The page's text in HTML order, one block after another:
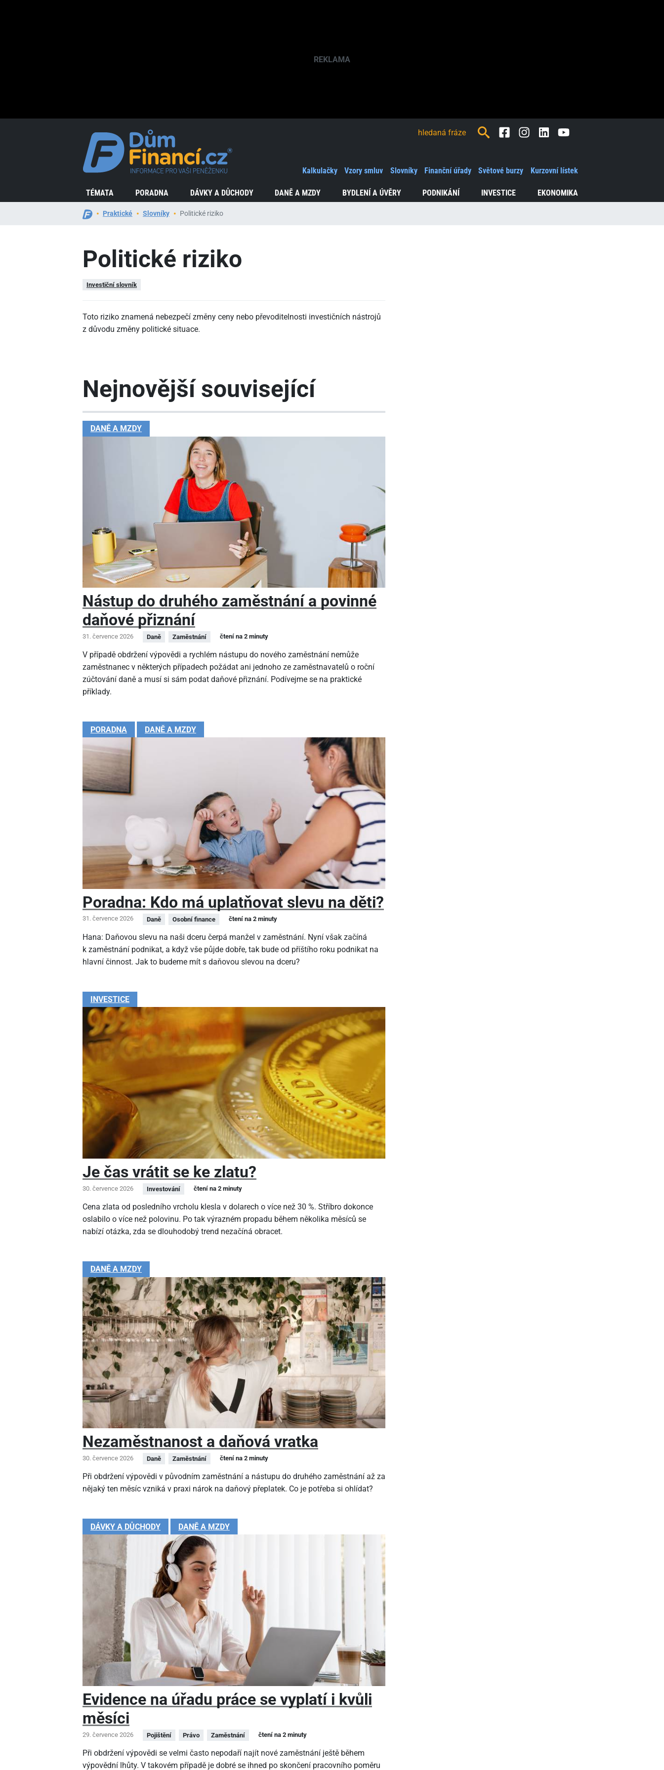
TÉMATA PORADNA DÁVKY A DŮCHODY DANĚ A MZDY BYDLENÍ A ÚVĚRY PODNIKÁNÍ INVESTICE EKONOMIKA
Kalkulačky Vzory smluv Slovníky Finanční úřady Světové burzy Kurzovní lístek
FacebookInstagramLinkedInYoutube
Praktické Slovníky Politické riziko
Politické riziko
Investiční slovník
Toto riziko znamená nebezpečí změny ceny nebo převoditelnosti investičních nástrojů
z důvodu změny politické situace.
Nejnovější související
DANĚ A MZDY
Nástup do druhého zaměstnání a povinné
daňové přiznání
31. července 2026 Daně Zaměstnání čtení na 2 minuty
V případě obdržení výpovědi a rychlém nástupu do nového zaměstnání nemůže
zaměstnanec v některých případech požádat ani jednoho ze zaměstnavatelů o roční
zúčtování daně a musí si sám podat daňové přiznání. Podívejme se na praktické
příklady.
PORADNA DANĚ A MZDY
Poradna: Kdo má uplatňovat slevu na děti?
31. července 2026 Daně Osobní finance čtení na 2 minuty
Hana: Daňovou slevu na naši dceru čerpá manžel v zaměstnání. Nyní však začíná
k zaměstnání podnikat, a když vše půjde dobře, tak bude od příštího roku podnikat na
hlavní činnost. Jak to budeme mít s daňovou slevou na dceru?
INVESTICE
Je čas vrátit se ke zlatu?
30. července 2026 Investování čtení na 2 minuty
Cena zlata od posledního vrcholu klesla v dolarech o více než 30 %. Stříbro dokonce
oslabilo o více než polovinu. Po tak výrazném propadu během několika měsíců se
nabízí otázka, zda se dlouhodobý trend nezačíná obracet.
DANĚ A MZDY
Nezaměstnanost a daňová vratka
30. července 2026 Daně Zaměstnání čtení na 2 minuty
Při obdržení výpovědi v původním zaměstnání a nástupu do druhého zaměstnání až za
nějaký ten měsíc vzniká v praxi nárok na daňový přeplatek. Co je potřeba si ohlídat?
DÁVKY A DŮCHODY DANĚ A MZDY
Evidence na úřadu práce se vyplatí i kvůli
měsíci
29. července 2026 Pojištění Právo Zaměstnání čtení na 2 minuty
Při obdržení výpovědi se velmi často nepodaří najít nové zaměstnání ještě během
výpovědní lhůty. V takovém případě je dobré se ihned po skončení pracovního poměru